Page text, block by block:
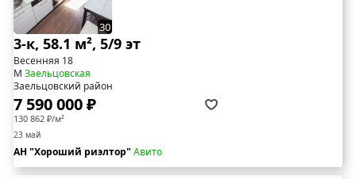
30
3-к, 58.1 м², 5/9 эт
Весенняя 18
М Заельцовская
Заельцовский район
7 590 000 ₽
130 862 ₽/м²
23 май
АН "Хороший риэлтор" Авито